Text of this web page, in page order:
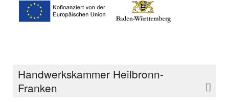
Handwerkskammer Heilbronn-
Franken